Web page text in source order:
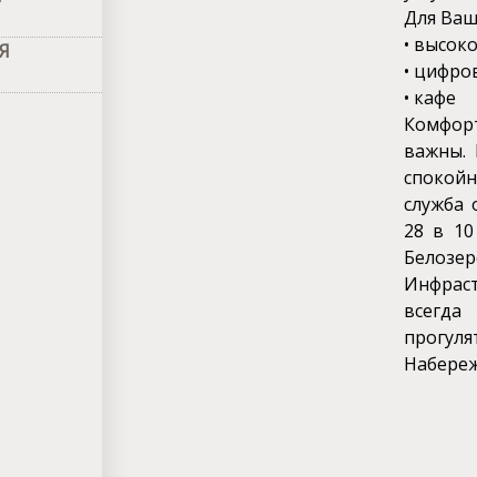
Для
•
•
• кафе
важны.
служба
28 в